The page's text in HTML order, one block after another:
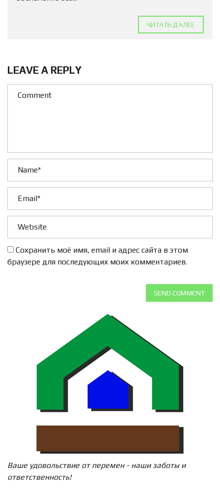
ЧИТАТЬ ДАЛЕЕ
LEAVE A REPLY
Сохранить моё имя, email и адрес сайта в этом
браузере для последующих моих комментариев.
SEND COMMENT
Ваше удовольствие от перемен - наши заботы и
ответственность!